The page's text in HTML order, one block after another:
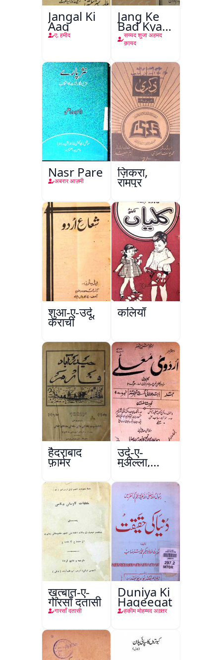
Jangal Ki
Aag
ए. हमीद
Jang Ke
Bad Kya
Hoga
सय्यद शुजा अहमद
क़ायद
Nasr Pare
अबरार आज़मी
ज़िकरा,
रामपुर
शुआ-ए-उर्दू,
कराची
कलियाँ
हैदराबाद
फ़ार्मर
उर्दू-ए-
मुअल्ला,
कानपुर
ख़ुत्बात-ए-
गारसाँ दतासी
गारसाँ दतासी
Duniya Ki
Haqeeqat
हकीम मोहम्मद अख़्तर